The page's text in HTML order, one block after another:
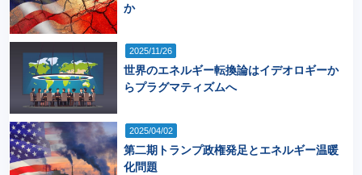
か
2025/11/26
世界のエネルギー転換論はイデオロギーか
らプラグマティズムへ
2025/04/02
第二期トランプ政権発足とエネルギー温暖
化問題